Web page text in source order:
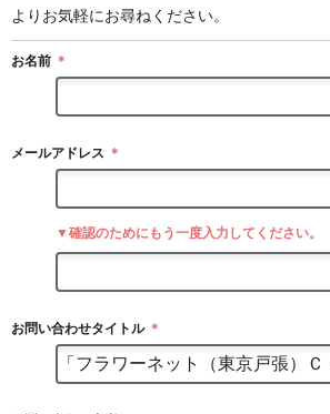
よりお気軽にお尋ねください。
お名前 ＊
メールアドレス ＊
▼確認のためにもう一度入力してください。
お問い合わせタイトル ＊